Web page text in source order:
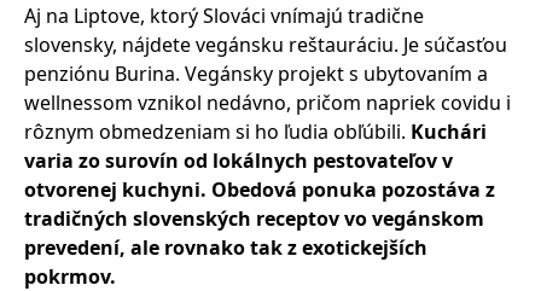
Aj na Liptove, ktorý Slováci vnímajú tradične
slovensky, nájdete vegánsku reštauráciu. Je súčasťou
penziónu Burina. Vegánsky projekt s ubytovaním a
wellnessom vznikol nedávno, pričom napriek covidu i
rôznym obmedzeniam si ho ľudia obľúbili. Kuchári
varia zo surovín od lokálnych pestovateľov v
otvorenej kuchyni. Obedová ponuka pozostáva z
tradičných slovenských receptov vo vegánskom
prevedení, ale rovnako tak z exotickejších
pokrmov.